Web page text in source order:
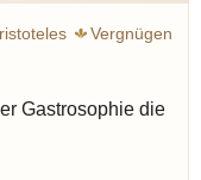
Vergnügen
Inspiration
Gastrosophie die